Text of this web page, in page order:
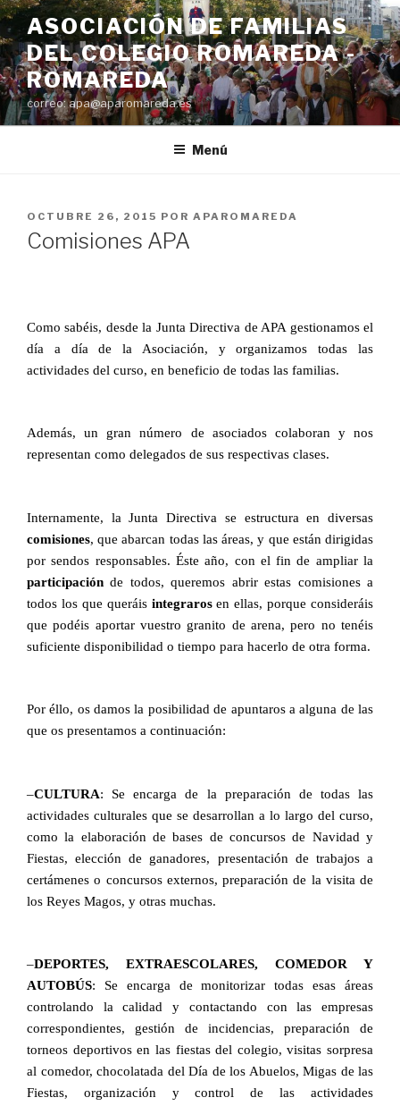
Saltar
al
contenido
ASOCIACIÓN DE FAMILIAS
DEL COLEGIO ROMAREDA -
ROMAREDA
correo: apa@aparomareda.es
Menú
PUBLICADO
EL
OCTUBRE 26, 2015 POR APAROMAREDA
Comisiones APA
Como sabéis, desde la Junta Directiva de APA gestionamos el
día a día de la Asociación, y organizamos todas las
actividades del curso, en beneficio de todas las familias.
Además, un gran número de asociados colaboran y nos
representan como delegados de sus respectivas clases.
Internamente, la Junta Directiva se estructura en diversas
comisiones, que abarcan todas las áreas, y que están dirigidas
por sendos responsables. Éste año, con el fin de ampliar la
participación de todos, queremos abrir estas comisiones a
todos los que queráis integrarosen ellas, porque consideráis
que podéis aportar vuestro granito de arena, pero no tenéis
suficiente disponibilidad o tiempo para hacerlo de otra forma.
Por éllo, os damos la posibilidad de apuntaros a alguna de las
que os presentamos a continuación:
–CULTURA: Se encarga de la preparación de todas las
actividades culturales que se desarrollan a lo largo del curso,
como la elaboración de bases de concursos de Navidad y
Fiestas, elección de ganadores, presentación de trabajos a
certámenes o concursos externos, preparación de la visita de
los Reyes Magos, y otras muchas.
–DEPORTES, EXTRAESCOLARES, COMEDOR Y
AUTOBÚS: Se encarga de monitorizar todas esas áreas
controlando la calidad y contactando con las empresas
correspondientes, gestión de incidencias, preparación de
torneos deportivos en las fiestas del colegio, visitas sorpresa
al comedor, chocolatada del Día de los Abuelos, Migas de las
Fiestas, organización y control de las actividades